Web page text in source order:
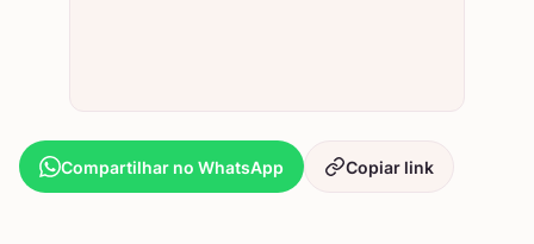
Compartilhar no WhatsApp Copiar link